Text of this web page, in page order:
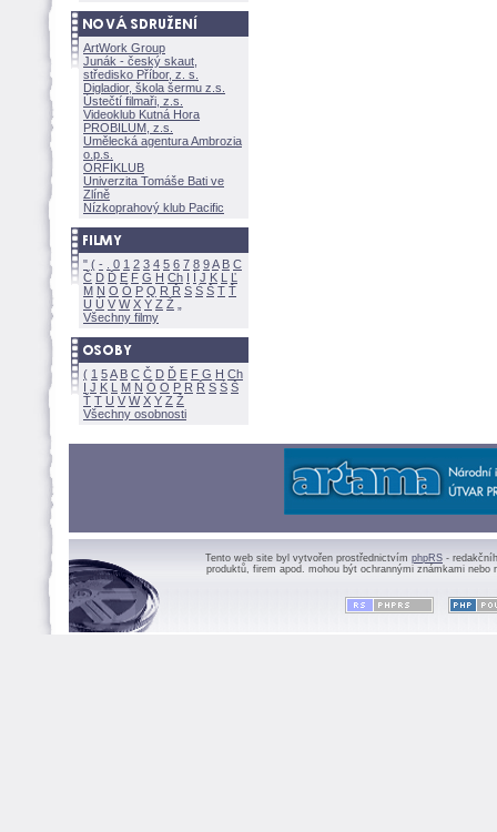
ArtWork Group
Junák - český skaut,
středisko Příbor, z. s.
Digladior, škola šermu z.s.
Ústečtí filmaři, z.s.
Videoklub Kutná Hora
PROBILUM, z.s.
Umělecká agentura Ambrozia
o.p.s.
ORFIKLUB
Univerzita Tomáše Bati ve
Zlíně
Nízkoprahový klub Pacific
" ( - 0 1 2 3 4 5 6 7 8 9A B C
Č D Ď E F G H Ch I Í J K L
Ľ
M N O Ó P Q R Ř S Ś T Ť
U Ú V W X Y Z
Všechny filmy
( 1 5A B C Č D Ď E F G H Ch
I J K L M N Ó O P R Ř S Ś
Ť T U V W X Y Z
Všechny osobnosti
Tento web site byl vytvořen prostřednictvím phpRS -
produktů, firem apod. mohou být ochrannými známkami